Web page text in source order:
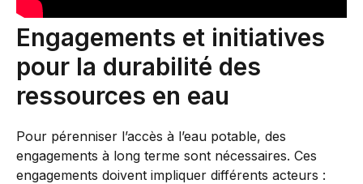
Engagements et initiatives
pour la durabilité des
ressources en eau
Pour pérenniser l’accès à l’eau potable, des
engagements à long terme sont nécessaires. Ces
engagements doivent impliquer différents acteurs :